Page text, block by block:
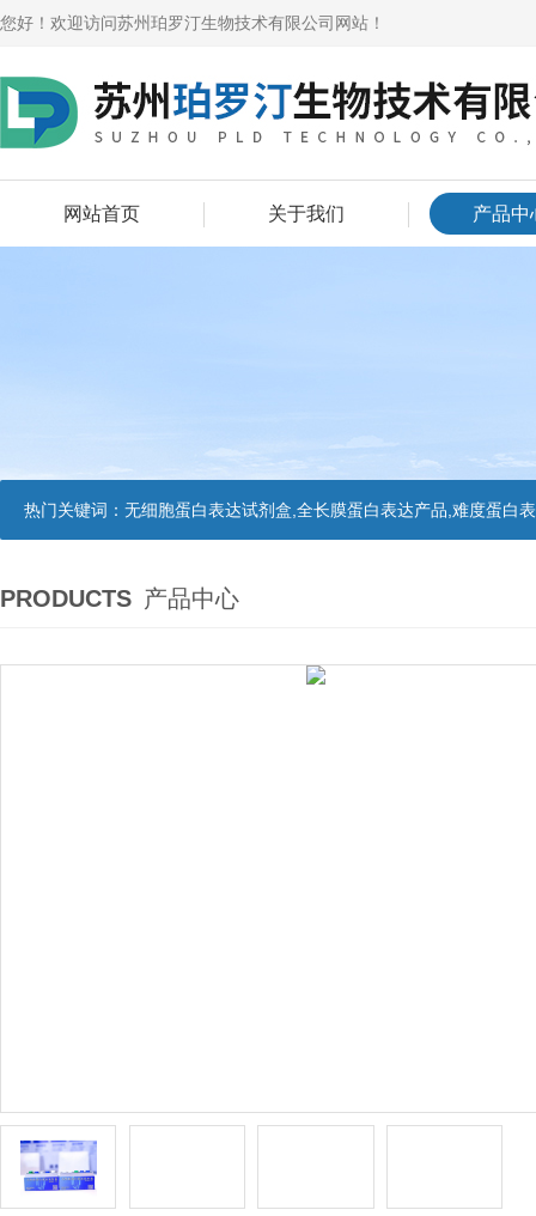
您好！欢迎访问苏州珀罗汀生物技术有限公司网站！
网站首页 关于我们 产品中
热门关键词： 无细胞蛋白表达试剂盒,全长膜蛋白表达产品,难度蛋白
PRODUCTS 产品中心